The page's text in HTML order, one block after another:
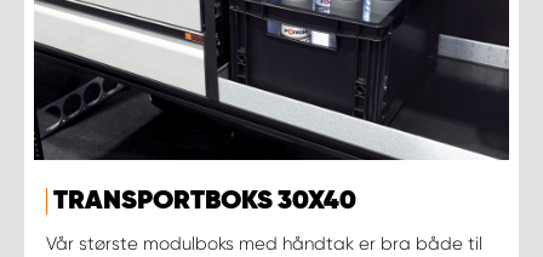
TRANSPORTBOKS 30X40
Vår største modulboks med håndtak er bra både til